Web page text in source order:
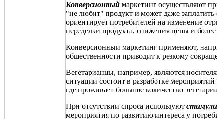
Конверсионный маркетинг осуществляют
"не любит" продукт и может даже заплатить
ориентирует потребителей на изменение
переделки продукта, снижения цены и
Конверсионный маркетинг применяют,
общественности приводит к резкому
Вегетарианцы, например, являются
ситуации состоит в разработке
где проживает большое количество
При отсутствии спроса используют
мероприятия по развитию интереса у